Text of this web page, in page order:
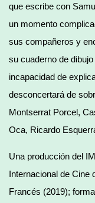
que escribe con
un momento
sus compañeros y
su cuaderno de
incapacidad de
desconcertará de
Montserrat Porcel,
Oca, Ricardo
Una producción del
Internacional de Cine
Francés (2019);